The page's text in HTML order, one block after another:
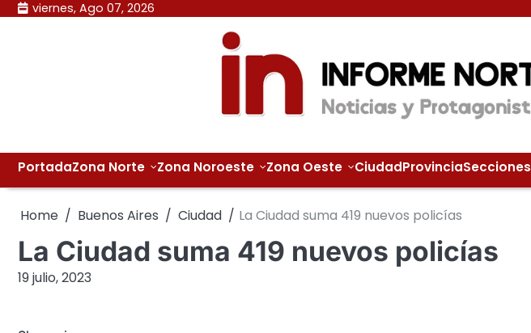
Skip viernes, Ago 07, 2026
PortadaZona Norte Zona Noroeste Zona Oeste CiudadProvinciaSecciones
Home Buenos Aires Ciudad La Ciudad suma 419 nuevos policías
La Ciudad suma 419 nuevos policías
19 julio, 2023